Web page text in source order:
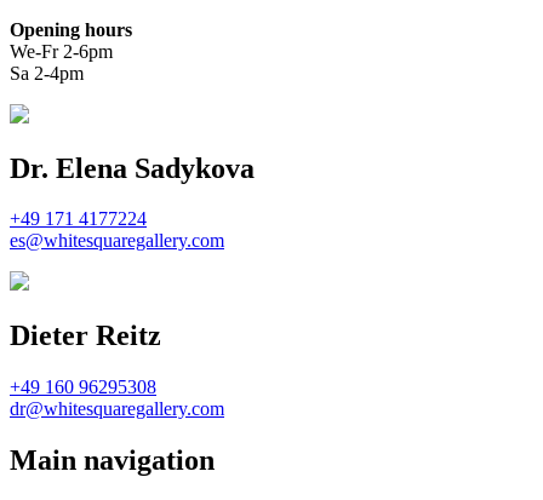
Opening hours
We-Fr 2-6pm
Sa 2-4pm
Dr. Elena Sadykova
+49 171 4177224
es@whitesquaregallery.com
Dieter Reitz
+49 160 96295308
dr@whitesquaregallery.com
Main navigation